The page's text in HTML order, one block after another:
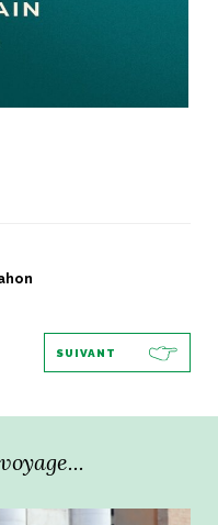
SUIVANT